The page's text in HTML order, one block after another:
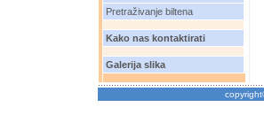
Pretraživanje biltena
Kako nas kontaktirati
Galerija slika